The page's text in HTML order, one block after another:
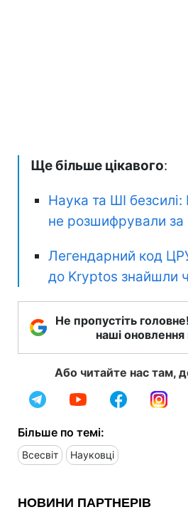
Ще більше цікавого:
Наука та ШІ безсилі:
не розшифрували за
Легендарний код
до Kryptos знайшли
Не пропустіть
наші
Або читайте нас там,
Більше по темі:
Всесвіт Науковці